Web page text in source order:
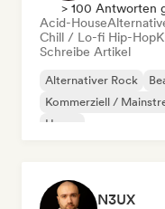
> 100 Antworten
Acid-House
Chill / Lo-fi Hip-Hop
Schreibe Artikel
Alternativer Rock
Kommerziell /
House
N3UX